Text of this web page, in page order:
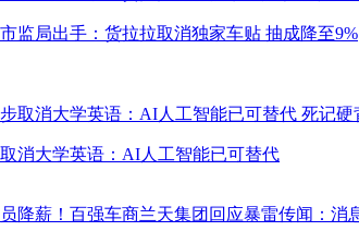
监局出手：货拉拉取消独家车贴 抽成降至9%
消大学英语：AI人工智能已可替代